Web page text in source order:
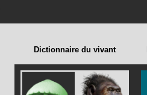
Dictionnaire du vivant